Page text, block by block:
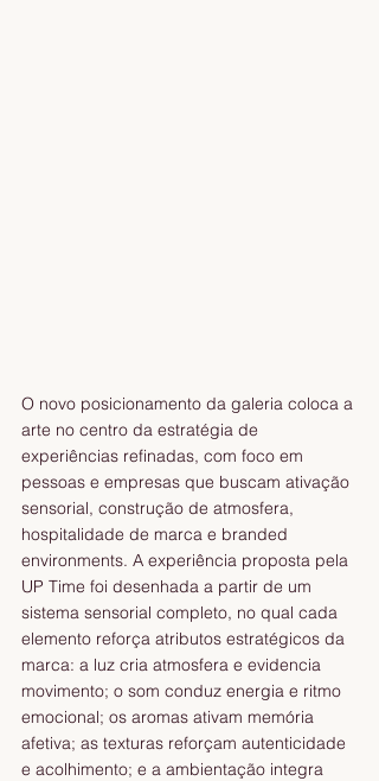
O novo posicionamento da galeria coloca a
arte no centro da estratégia de
experiências refinadas, com foco em
pessoas e empresas que buscam ativação
sensorial, construção de atmosfera,
hospitalidade de marca e branded
environments. A experiência proposta pela
UP Time foi desenhada a partir de um
sistema sensorial completo, no qual cada
elemento reforça atributos estratégicos da
marca: a luz cria atmosfera e evidencia
movimento; o som conduz energia e ritmo
emocional; os aromas ativam memória
afetiva; as texturas reforçam autenticidade
e acolhimento; e a ambientação integra